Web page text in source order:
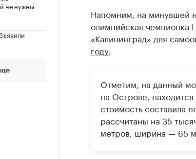
не нужны
Напомним, на минувшей
олимпийская чемпионка
«Калининград» для
году.
Отметим, на данный
на Острове,
стоимость составила
рассчитаны на 35
метров, ширина — 65